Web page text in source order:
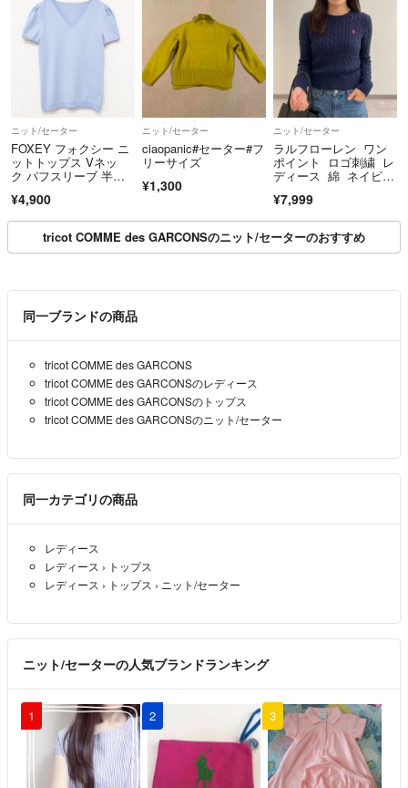
ニット/セーター
FOXEY フォクシー ニ
ットトップス Vネッ
ク パフスリーブ 半
テル ブルー 日本製 レ
ディース 38 b02624
¥4,900
ニット/セーター
ciaopanic#セーター#フ
リーサイズ
¥1,300
ニット/セーター
ラルフローレン ワン
ポイント ロゴ刺繍 レ
ディース 綿 ネイビ
¥7,999
tricot COMME des GARCONSのニット/セーターのおすすめ
同一ブランドの商品
tricot COMME des GARCONS
tricot COMME des GARCONSのレディース
tricot COMME des GARCONSのトップス
tricot COMME des GARCONSのニット/セーター
同一カテゴリの商品
レディース
レディース › トップス
レディース › トップス › ニット/セーター
ニット/セーターの人気ブランドランキング
1 2 3